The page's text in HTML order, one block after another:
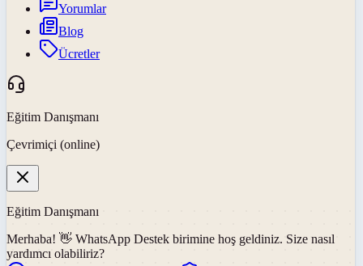
Yorumlar
Blog
Ücretler
Eğitim Danışmanı
Çevrimiçi (online)
Eğitim Danışmanı
Merhaba! 👋 WhatsApp Destek birimine hoş geldiniz. Size nasıl
yardımcı olabiliriz?